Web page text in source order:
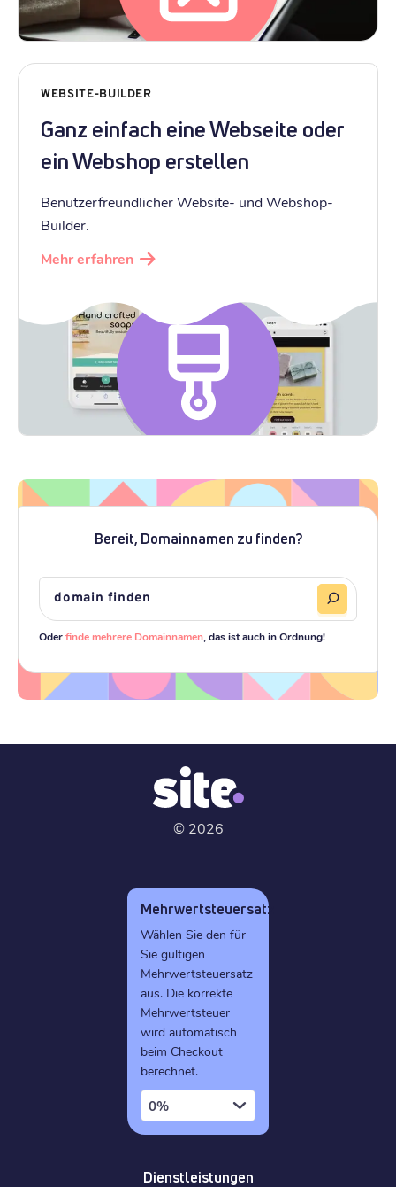
WEBSITE-BUILDER
Ganz einfach eine Webseite oder
ein Webshop erstellen
Benutzerfreundlicher Website- und Webshop-
Builder.
Mehr erfahren
Bereit, Domainnamen zu finden?
Oderfinde mehrere Domainnamen , das ist auch in Ordnung!
© 2026
Mehrwertsteuersatz
Wählen Sie den für
Sie gültigen
Mehrwertsteuersatz
aus. Die korrekte
Mehrwertsteuer
wird automatisch
beim Checkout
berechnet.
0%
Dienstleistungen